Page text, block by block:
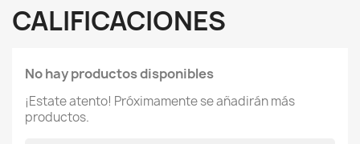
CALIFICACIONES
No hay productos disponibles
¡Estate atento! Próximamente se añadirán más
productos.